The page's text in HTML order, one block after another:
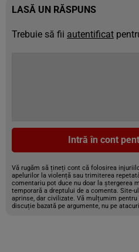
LASĂ UN RĂSPUNS
Trebuie să fii autentificat
Intră în cont
Vă rugăm să țineți cont că folosirea
apelurilor la violență sau trimiterea
comentariu pot duce nu doar la ștergerea
temporară a dreptului de a comenta. Site-
aprinse, dar civilizate. Vă mulțumim
discuție bazată pe argumente, nu pe